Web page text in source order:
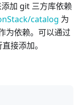
加 git 三方库依赖
catalog 为
为依赖。可以通过
接添加。